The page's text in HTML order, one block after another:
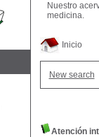
Inicio
New search
Atención
Nuestro
medicina.